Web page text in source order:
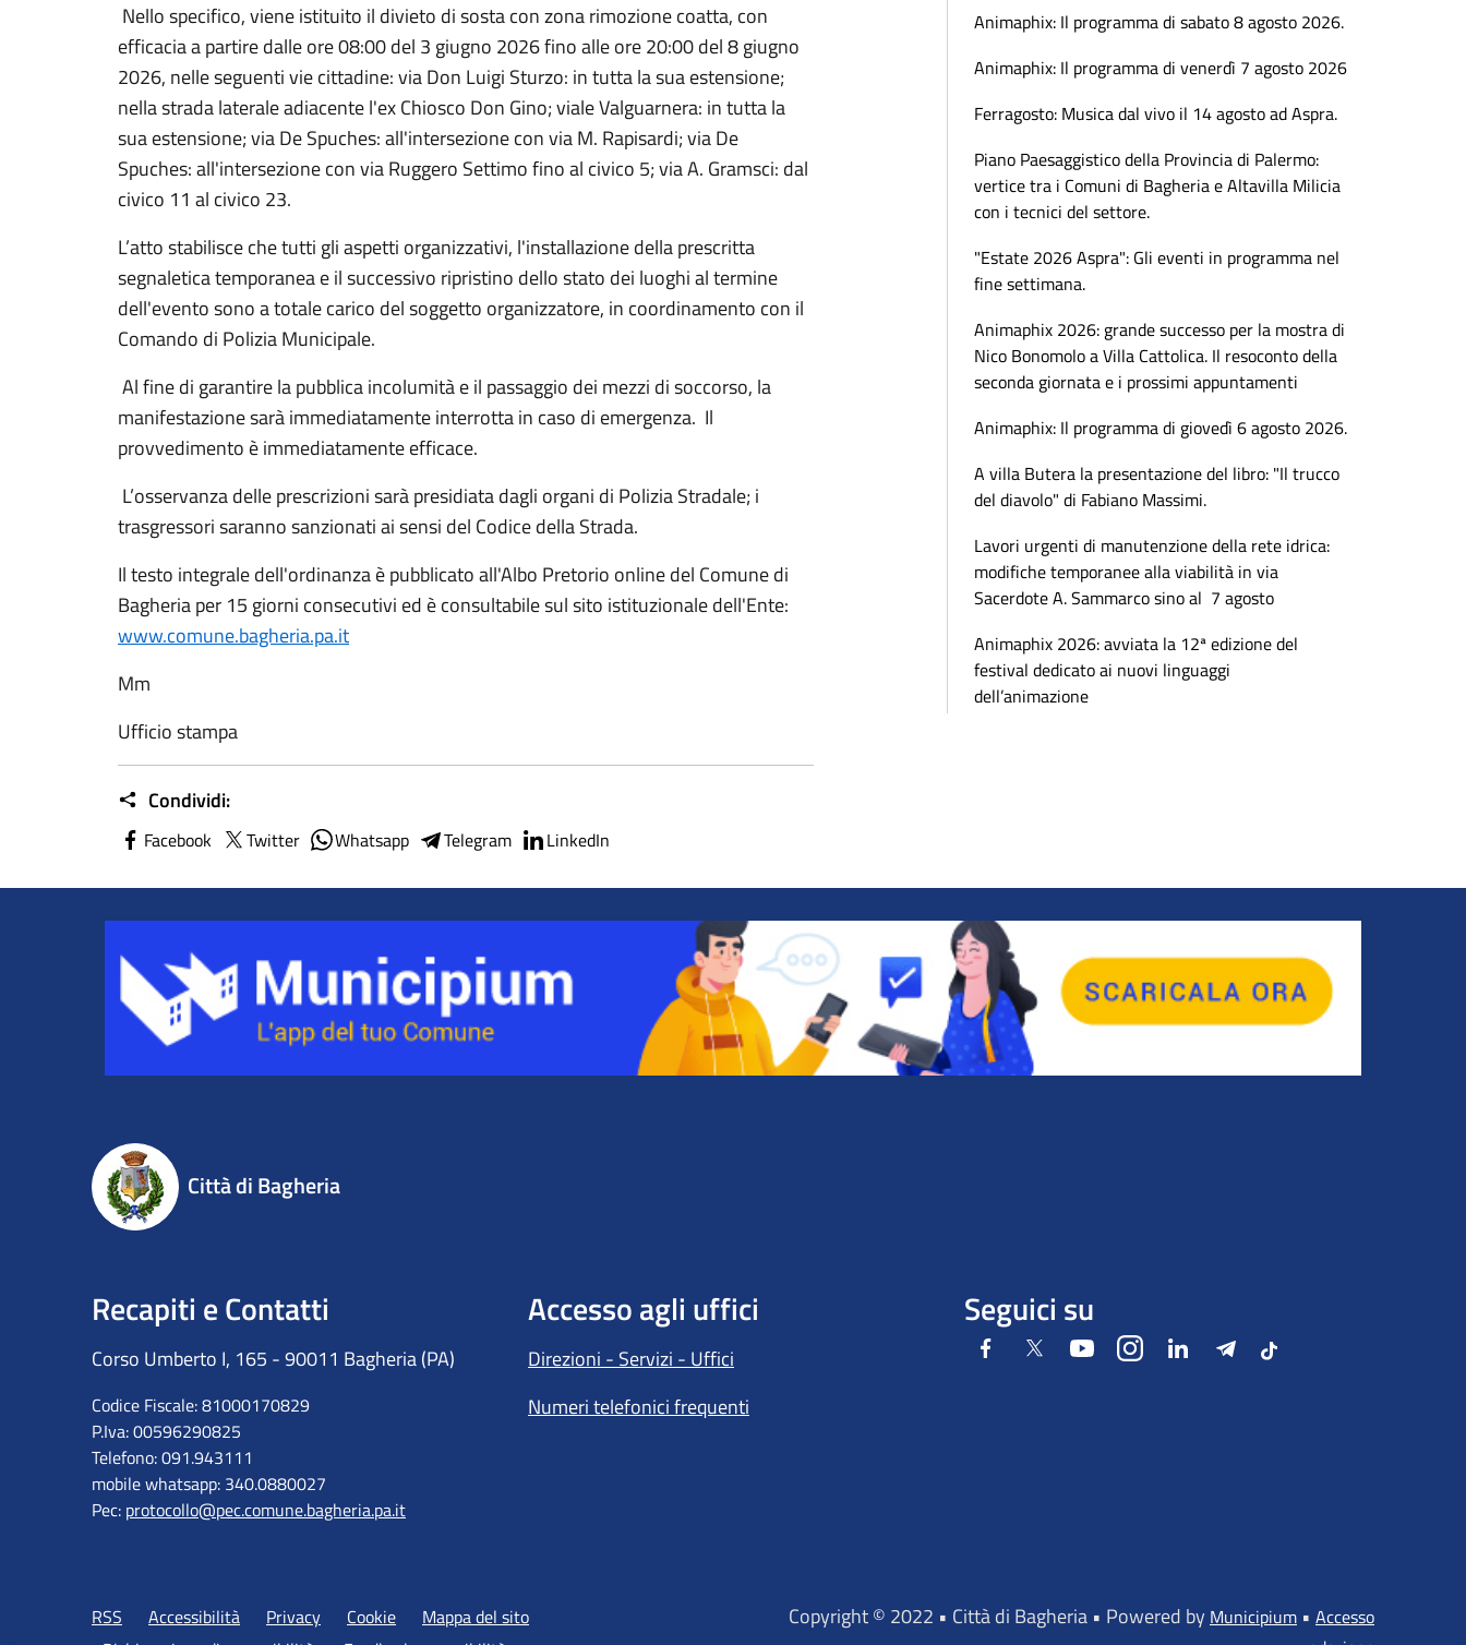
Nello specifico, viene istituito il divieto di sosta con zona rimozione coatta, con
efficacia a partire dalle ore 08:00 del 3 giugno 2026 fino alle ore 20:00 del 8 giugno
2026, nelle seguenti vie cittadine: ​via Don Luigi Sturzo: in tutta la sua estensione; ​
nella strada laterale adiacente l'ex Chiosco Don Gino; ​viale Valguarnera: in tutta la
sua estensione; ​via De Spuches: all'intersezione con via M. Rapisardi; ​via De
Spuches: all'intersezione con via Ruggero Settimo fino al civico 5; ​via A. Gramsci: dal
civico 11 al civico 23. ​
L’atto stabilisce che tutti gli aspetti organizzativi, l'installazione della prescritta
segnaletica temporanea e il successivo ripristino dello stato dei luoghi al termine
dell'evento sono a totale carico del soggetto organizzatore, in coordinamento con il
Comando di Polizia Municipale.
Al fine di garantire la pubblica incolumità e il passaggio dei mezzi di soccorso, la
manifestazione sarà immediatamente interrotta in caso di emergenza. ​ Il
provvedimento è immediatamente efficace.
L’osservanza delle prescrizioni sarà presidiata dagli organi di Polizia Stradale; i
trasgressori saranno sanzionati ai sensi del Codice della Strada.
​Il testo integrale dell'ordinanza è pubblicato all'Albo Pretorio online del Comune di
Bagheria per 15 giorni consecutivi ed è consultabile sul sito istituzionale dell'Ente:
www.comune.bagheria.pa.it
Mm
Ufficio stampa
Condividi:
Facebook Twitter Whatsapp Telegram LinkedIn
Animaphix: Il programma di sabato 8 agosto 2026.
Animaphix: Il programma di venerdì 7 agosto 2026
Ferragosto: Musica dal vivo il 14 agosto ad Aspra.
Piano Paesaggistico della Provincia di Palermo:
vertice tra i Comuni di Bagheria e Altavilla Milicia
con i tecnici del settore.
"Estate 2026 Aspra": Gli eventi in programma nel
fine settimana.
Animaphix 2026: grande successo per la mostra di
Nico Bonomolo a Villa Cattolica. Il resoconto della
seconda giornata e i prossimi appuntamenti
Animaphix: Il programma di giovedì 6 agosto 2026.
A villa Butera la presentazione del libro: "Il trucco
del diavolo" di Fabiano Massimi.
Lavori urgenti di manutenzione della rete idrica:
modifiche temporanee alla viabilità in via
Sacerdote A. Sammarco sino al 7 agosto
Animaphix 2026: avviata la 12ª edizione del
festival dedicato ai nuovi linguaggi
dell’animazione
Città di Bagheria
Recapiti e Contatti
Corso Umberto I, 165 - 90011 Bagheria (PA)
Codice Fiscale: 81000170829
P.Iva: 00596290825
Telefono: 091.943111
mobile whatsapp: 340.0880027
Pec: protocollo@pec.comune.bagheria.pa.it
Accesso agli uffici
Direzioni - Servizi - Uffici
Numeri telefonici frequenti
Seguici su
FacebookTwitter YoutubeInstagramLinkedIn Telegram
Tiktok
RSS Accessibilità Privacy Cookie
Mappa del sito
Copyright © 2022 • Città di Bagheria • Powered by Municipium • Accesso